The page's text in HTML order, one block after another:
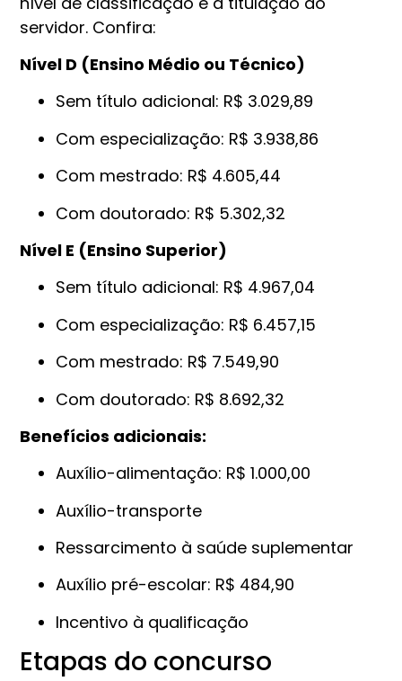
servidor. Confira:
Nível D (Ensino Médio ou Técnico)
Sem título adicional: R$ 3.029,89
Com especialização: R$ 3.938,86
Com mestrado: R$ 4.605,44
Com doutorado: R$ 5.302,32
Nível E (Ensino Superior)
Sem título adicional: R$ 4.967,04
Com especialização: R$ 6.457,15
Com mestrado: R$ 7.549,90
Com doutorado: R$ 8.692,32
Benefícios adicionais:
Auxílio-alimentação: R$ 1.000,00
Auxílio-transporte
Ressarcimento à saúde suplementar
Auxílio pré-escolar: R$ 484,90
Incentivo à qualificação
Etapas do concurso